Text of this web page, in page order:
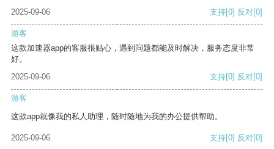
2025-09-06
支持[0] 反对[0]
游客
这款加速器app的客服很贴心，遇到问题都能及时解决，服务态度非常
好。
2025-09-06
支持[0] 反对[0]
游客
这款app就像我的私人助理，随时随地为我的办公提供帮助。
2025-09-06 支持[0] 反对[0]